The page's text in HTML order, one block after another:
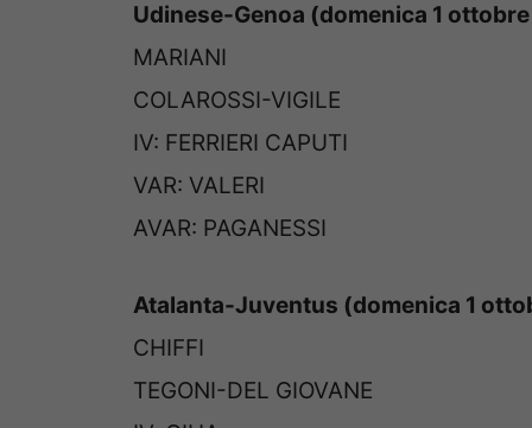
Udinese-Genoa (domenica 1 ottobre
MARIANI
COLAROSSI-VIGILE
IV: FERRIERI CAPUTI
VAR: VALERI
AVAR: PAGANESSI
Atalanta-Juventus (domenica 1
CHIFFI
TEGONI-DEL GIOVANE